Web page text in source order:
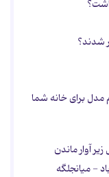
شدند؟
مدل برای خانه شما
- میانجلگه